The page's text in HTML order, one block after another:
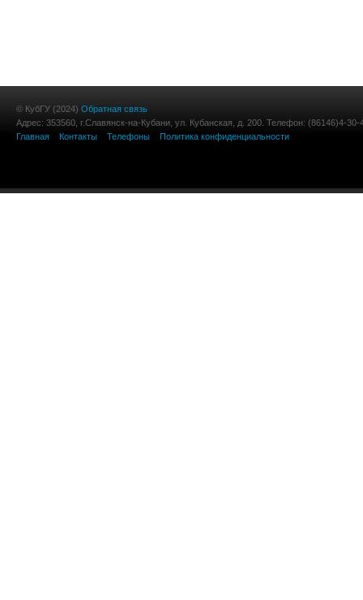
© КубГУ (2024) Обратная связь
Адрес: 353560, г.Славянск-на-Кубани, ул. Кубанская, д. 200. Телефон: (86146)4-30-
Главная
Контакты Телефоны Политика конфиденциальности